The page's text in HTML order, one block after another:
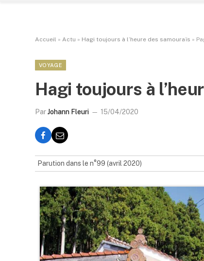
Accueil » Actu » Hagi toujours à l’heure des samouraïs »
VOYAGE
Hagi toujours à
ParJohann Fleuri 15/04/2020
Parution dans le n°99 (avril 2020)